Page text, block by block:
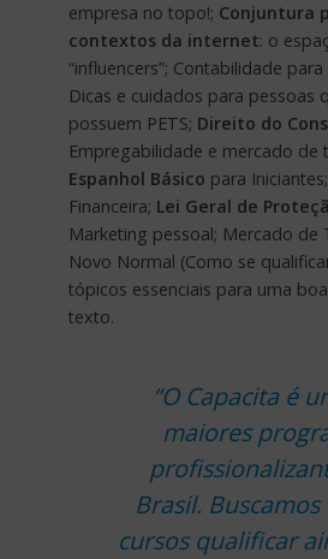
empresa no topo!; Conjuntura
contextos da internet: o
“influencers”; Contabilidade
Dicas e cuidados para pessoas
possuem PETS; Direito do
Empregabilidade e mercado de
Espanhol Básico para
Financeira; Lei Geral de
Marketing pessoal; Mercado de
Novo Normal (Como se
tópicos essenciais para uma
texto.
“O Capacita é
maiores
Brasil. Buscamos
cursos qualificar